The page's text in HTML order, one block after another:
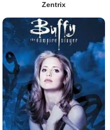
Zentrix